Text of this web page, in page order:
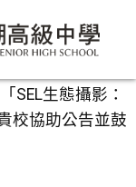
SEL生態攝影：
校協助公告並鼓